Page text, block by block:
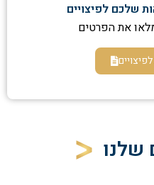
שלכם לפיצויים
את הפרטים
שלנו